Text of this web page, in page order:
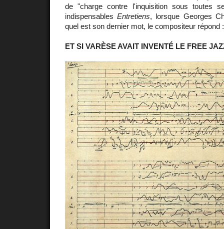
de "charge contre l'inquisition sous toutes
indispensablesEntretiens, lorsque Georges
quel est son dernier mot, le compositeur répond
ET SI VARÈSE AVAIT INVENTÉ LE FREE